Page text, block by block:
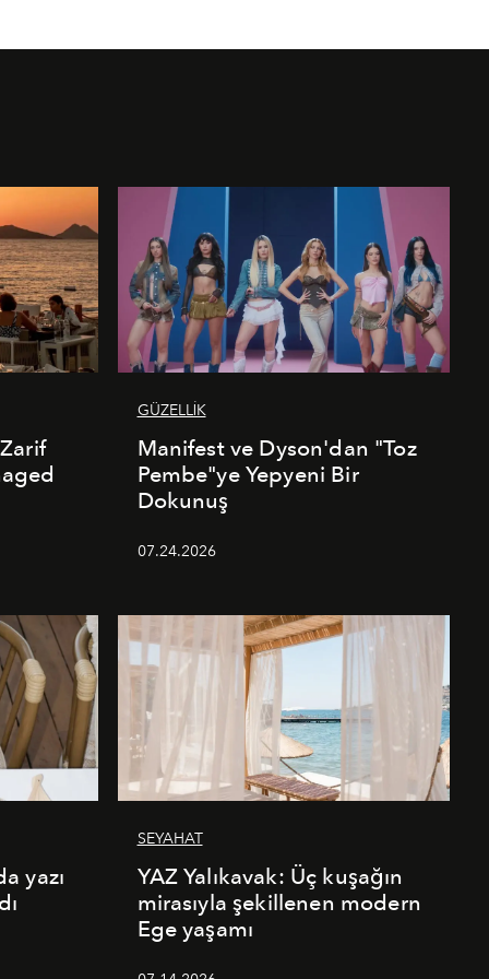
GÜZELLİK
Manifest ve Dyson'dan "Toz
Pembe"ye Yepyeni Bir
Dokunuş
07.24.2026
yazı
SEYAHAT
YAZ Yalıkavak: Üç kuşağın
mirasıyla şekillenen modern
Ege yaşamı